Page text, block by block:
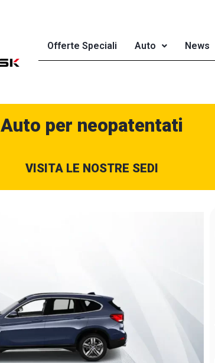
Offerte Speciali Auto News
Auto per neopatentati
VISITA LE NOSTRE SEDI